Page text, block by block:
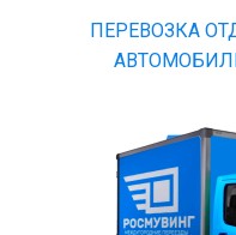
ПЕРЕВОЗКА